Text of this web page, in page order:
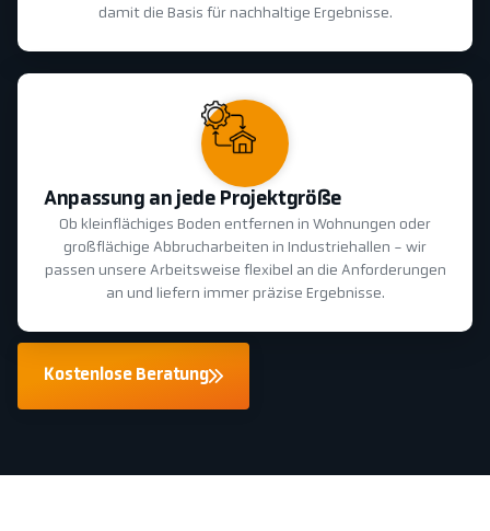
damit die Basis für nachhaltige Ergebnisse.
Anpassung an jede Projektgröße
Ob kleinflächiges Boden entfernen in Wohnungen oder
großflächige Abbrucharbeiten in Industriehallen - wir
passen unsere Arbeitsweise flexibel an die Anforderungen
an und liefern immer präzise Ergebnisse.
Kostenlose Beratung